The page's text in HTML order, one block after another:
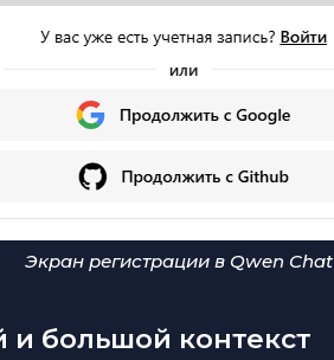
Экран регистрации в Qwen Chat
большой контекст